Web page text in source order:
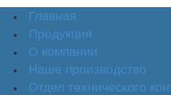
Главная
Продукция
О компании
Наше производство
Отдел технического